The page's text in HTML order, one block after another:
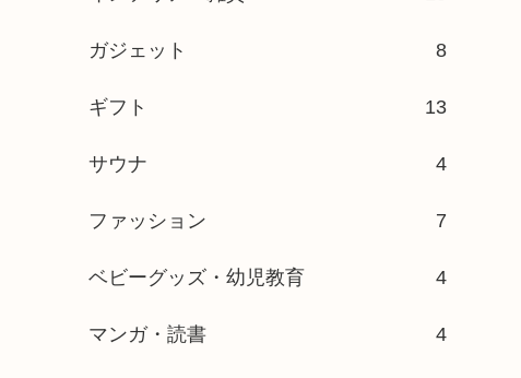
ガジェット 8
ギフト 13
サウナ 4
ファッション 7
ベビーグッズ・幼児教育 4
マンガ・読書 4